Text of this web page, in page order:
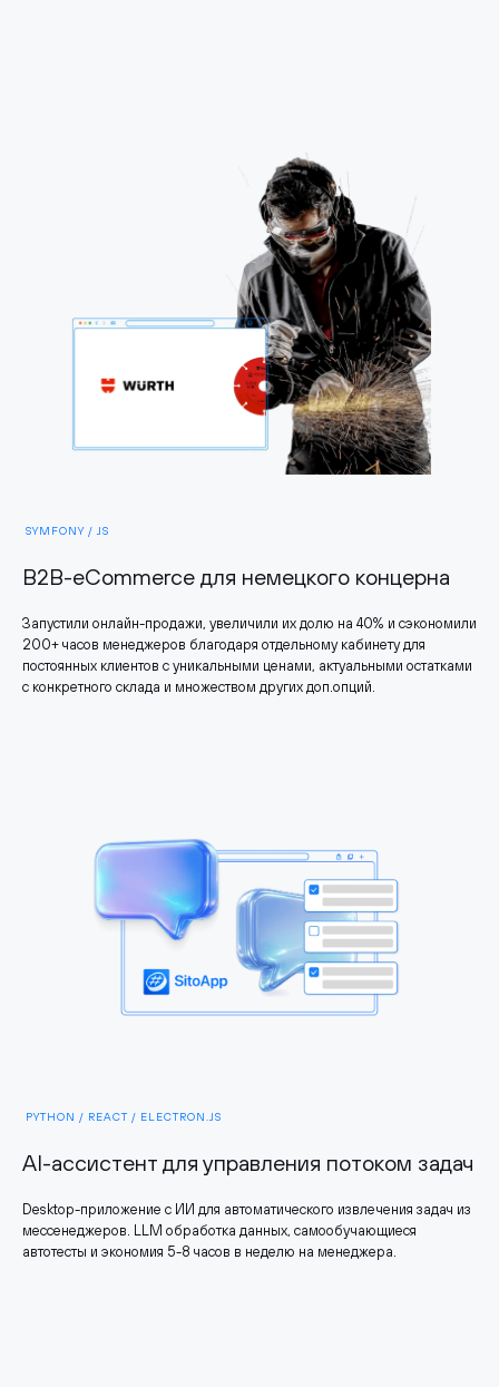
SYMFONY / JS
B2B-eCommerce для немецкого концерна
Запустили онлайн-продажи, увеличили их долю на 40% и сэкономили
200+ часов менеджеров благодаря отдельному кабинету для
постоянных клиентов с уникальными ценами, актуальными остатками
с конкретного склада и множеством других доп.опций.
PYTHON / REACT / ELECTRON.JS
AI-ассистент для управления потоком задач
Desktop-приложение с ИИ для автоматического извлечения задач из
мессенеджеров. LLM обработка данных, самообучающиеся
автотесты и экономия 5-8 часов в неделю на менеджера.